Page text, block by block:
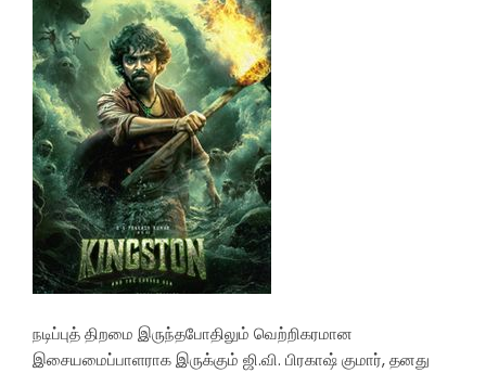
நடிப்புத் திறமை இருந்தபோதிலும் வெற்றிகரமான
இசையமைப்பாளராக இருக்கும் ஜி.வி. பிரகாஷ் குமார், தனது